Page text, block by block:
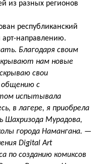
из разных регионов
республиканский
арт-направлению.
Благодаря своим
нам новые
свои
общению с
испытывала
в лагере, я приобрела
Шахризода Мурадова,
города Намангана. —
Digital Art
по созданию комиксов